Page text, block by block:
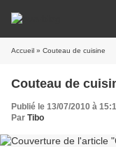
Accueil » Couteau de cuisine
Couteau de
Publié le 13/07/2010 à
Par Tibo